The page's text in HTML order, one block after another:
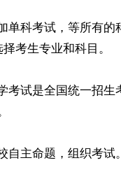
单科考试，等所有
考生专业和科目。
考试是全国统一招
主命题，组织考试